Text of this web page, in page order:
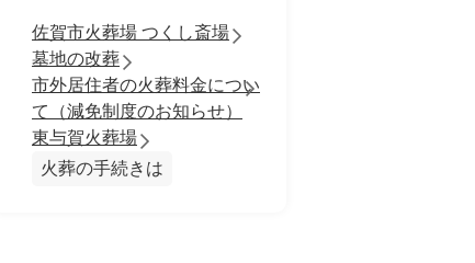
佐賀市火葬場 つくし斎場
墓地の改葬
市外居住者の火葬料金につい
て（減免制度のお知らせ）
東与賀火葬場
火葬の手続きは